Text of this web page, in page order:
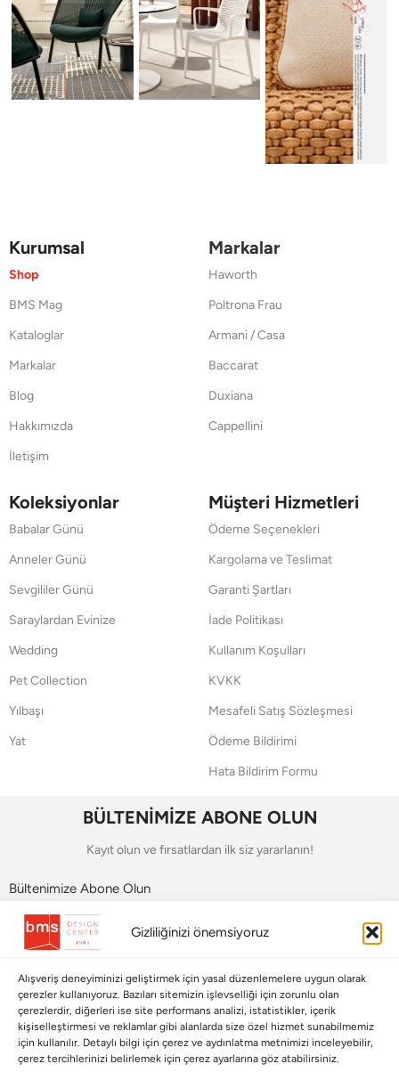
Gizliliğinizi önemsiyoruz
Alışveriş deneyiminizi geliştirmek için yasal düzenlemelere uygun olarak
çerezler kullanıyoruz. Bazıları sitemizin işlevselliği için zorunlu olan
çerezlerdir, diğerleri ise site performans analizi, istatistikler, içerik
kişiselleştirmesi ve reklamlar gibi alanlarda size özel hizmet sunabilmemiz
için kullanılır. Detaylı bilgi için çerez ve aydınlatma metnimizi inceleyebilir,
çerez tercihlerinizi belirlemek için çerez ayarlarına göz atabilirsiniz.
Kurumsal
Shop
BMS Mag
Kataloglar
Markalar
Blog
Hakkımızda
İletişim
Markalar
Haworth
Poltrona Frau
Armani / Casa
Baccarat
Duxiana
Cappellini
Koleksiyonlar
Babalar Günü
Anneler Günü
Sevgililer Günü
Saraylardan Evinize
Wedding
Pet Collection
Yılbaşı
Yat
Müşteri Hizmetleri
Ödeme Seçenekleri
Kargolama ve Teslimat
Garanti Şartları
İade Politikası
Kullanım Koşulları
KVKK
Mesafeli Satış Sözleşmesi
Ödeme Bildirimi
Hata Bildirim Formu
BÜLTENİMİZE ABONE OLUN
Kayıt olun ve fırsatlardan ilk siz yararlanın!
Bültenimize Abone Olun
Bizi Takip Edin